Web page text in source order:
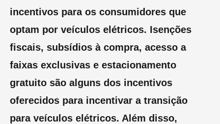
incentivos para os consumidores que
optam por veículos elétricos. Isenções
fiscais, subsídios à compra, acesso a
faixas exclusivas e estacionamento
gratuito são alguns dos incentivos
oferecidos para incentivar a transição
para veículos elétricos. Além disso,